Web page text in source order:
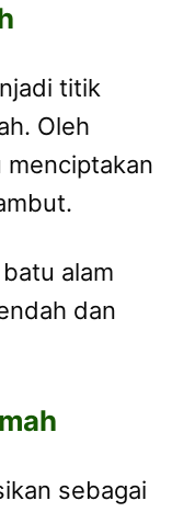
titik
Oleh
menciptakan
alam
dan
sebagai